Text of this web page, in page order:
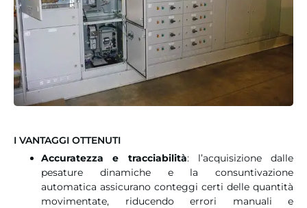
I VANTAGGI OTTENUTI
Accuratezza e tracciabilità: l’acquisizione dalle
pesature dinamiche e la consuntivazione
automatica assicurano conteggi certi delle quantità
movimentate, riducendo errori manuali e